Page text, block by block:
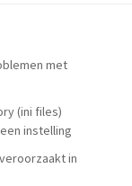
met
(ini files)
instelling
in